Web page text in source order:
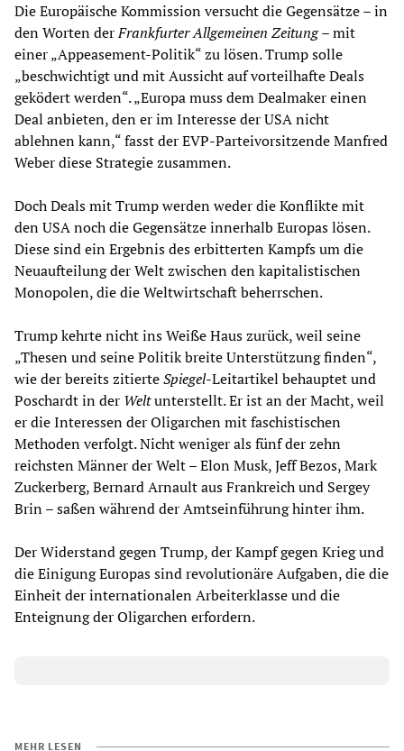
Die Europäische Kommission versucht die Gegensätze – in
den Worten derFrankfurter Allgemeinen Zeitung– mit
einer „Appeasement-Politik“ zu lösen. Trump solle
„beschwichtigt und mit Aussicht auf vorteilhafte Deals
geködert werden“. „Europa muss dem Dealmaker einen
Deal anbieten, den er im Interesse der USA nicht
ablehnen kann,“ fasst der EVP-Parteivorsitzende Manfred
Weber diese Strategie zusammen.
Doch Deals mit Trump werden weder die Konflikte mit
den USA noch die Gegensätze innerhalb Europas lösen.
Diese sind ein Ergebnis des erbitterten Kampfs um die
Neuaufteilung der Welt zwischen den kapitalistischen
Monopolen, die die Weltwirtschaft beherrschen.
Trump kehrte nicht ins Weiße Haus zurück, weil seine
„Thesen und seine Politik breite Unterstützung finden“,
wie der bereits zitierteSpiegel-Leitartikel behauptet und
Poschardt in der Weltunterstellt. Er ist an der Macht, weil
er die Interessen der Oligarchen mit faschistischen
Methoden verfolgt. Nicht weniger als fünf der zehn
reichsten Männer der Welt – Elon Musk, Jeff Bezos, Mark
Zuckerberg, Bernard Arnault aus Frankreich und Sergey
Brin – saßen während der Amtseinführung hinter ihm.
Der Widerstand gegen Trump, der Kampf gegen Krieg und
die Einigung Europas sind revolutionäre Aufgaben, die die
Einheit der internationalen Arbeiterklasse und die
Enteignung der Oligarchen erfordern.
MEHR LESEN